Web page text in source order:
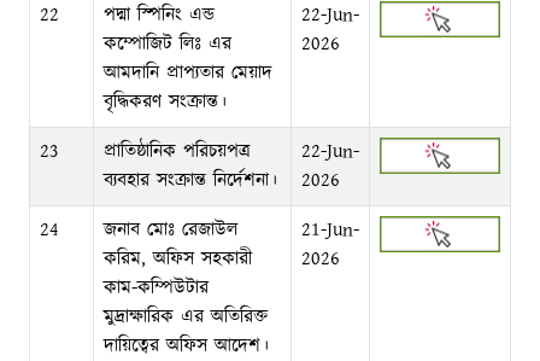
22
পদ্মা স্পিনিং এন্ড
কম্পোজিট লিঃ এর
আমদানি প্রাপ্যতার মেয়াদ
বৃদ্ধিকরণ সংক্রান্ত।
22-Jun-
2026
23
প্রাতিষ্ঠানিক পরিচয়পত্র
ব্যবহার সংক্রান্ত নির্দেশনা।
22-Jun-
2026
24
জনাব মোঃ রেজাউল
করিম, অফিস সহকারী
কাম-কম্পিউটার
মুদ্রাক্ষারিক এর অতিরিক্ত
দায়িত্বের অফিস আদেশ।
21-Jun-
2026